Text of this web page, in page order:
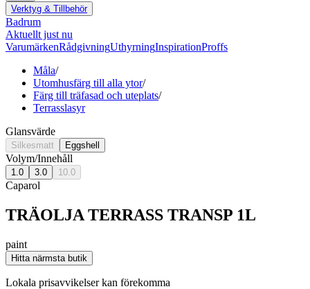
Verktyg & Tillbehör
Badrum
Aktuellt just nu
VarumärkenRådgivningUthyrningInspirationProffs
Måla/
Utomhusfärg till alla ytor/
Färg till träfasad och uteplats/
Terrasslasyr
Glansvärde
Silkesmatt Eggshell
Volym/Innehåll
1.0 3.0 10.0
Caparol
TRÄOLJA TERRASS TRANSP 1L
paint
Hitta närmsta butik
Lokala prisavvikelser kan förekomma